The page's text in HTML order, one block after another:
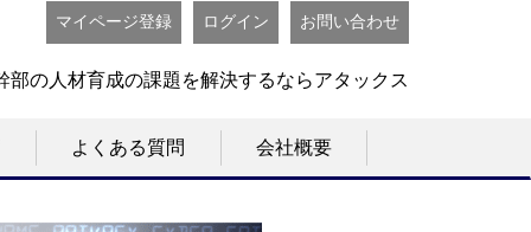
マイページ登録 ログイン お問い合わせ
部の人材育成の課題を解決するならアタックス
よくある質問 会社概要